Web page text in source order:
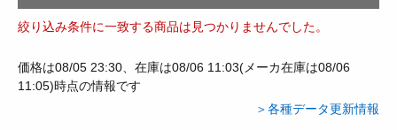
絞り込み条件に一致する商品は見つかりませんでした。
価格は08/05 23:30、在庫は08/06 11:03(メーカ在庫は08/06
11:05)時点の情報です
＞各種データ更新情報